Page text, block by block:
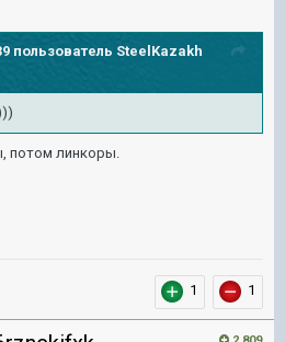
пользователь SteelKazakh
потом линкоры.
1 1